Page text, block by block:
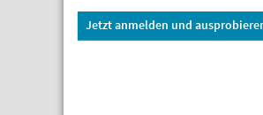
Jetzt anmelden und